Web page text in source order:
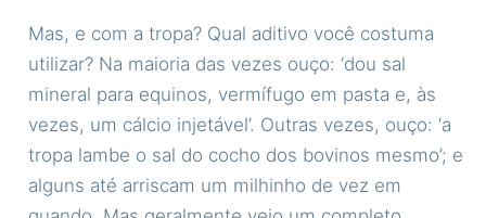
Mas, e com a tropa? Qual aditivo você costuma
utilizar? Na maioria das vezes ouço: ‘dou sal
mineral para equinos, vermífugo em pasta e, às
vezes, um cálcio injetável’. Outras vezes, ouço: ‘a
tropa lambe o sal do cocho dos bovinos mesmo’; e
alguns até arriscam um milhinho de vez em